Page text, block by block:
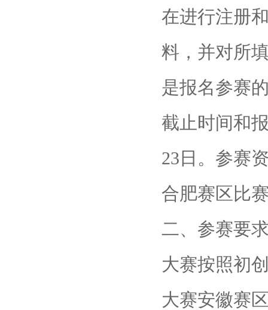
在进行注册
料，并对所
是报名参赛
截止时间和
23日。参赛
合肥赛区比
二、参赛要
大赛按照初
大赛安徽赛